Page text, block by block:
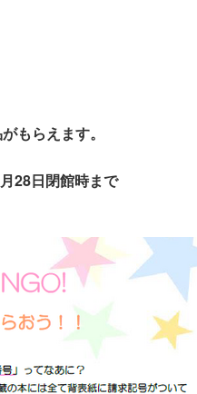
もらえます。
28日閉館時まで